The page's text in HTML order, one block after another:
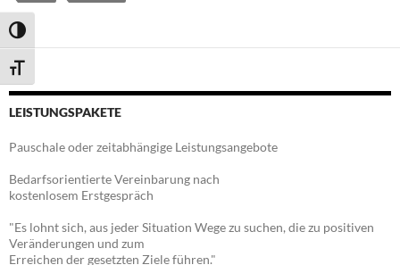
UMSCHALTEN AUF HOHE KONTRASTE
SCHRIFT VERGRÖSSERN
LEISTUNGSPAKETE
Pauschale oder zeitabhängige Leistungsangebote
Bedarfsorientierte Vereinbarung nach
kostenlosem Erstgespräch
"Es lohnt sich, aus jeder Situation Wege zu suchen, die zu positiven
Veränderungen und zum
Erreichen der gesetzten Ziele führen."